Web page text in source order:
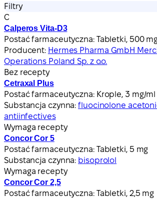
Filtry
C
Calperos Vita-D3
Postać farmaceutyczna: Tabletki, 500
Producent: Hermes Pharma GmbH
Operations Poland Sp. z o.o.
Bez recepty
Cetraxal Plus
Postać farmaceutyczna: Krople, 3 mg/
Substancja czynna:fluocinolone
antiinfectives
Wymaga recepty
Concor Cor 5
Postać farmaceutyczna: Tabletki, 5 mg
Substancja czynna: bisoprolol
Wymaga recepty
Concor Cor 2,5
Postać farmaceutyczna: Tabletki, 2,5 mg